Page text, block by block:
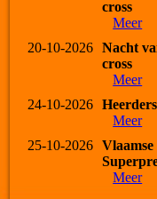
cross
Meer
20-10-2026
Nacht
cross
Meer
24-10-2026
Meer
25-10-2026
Meer